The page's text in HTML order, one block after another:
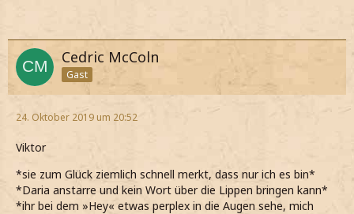
Cedric McColn
Gast
24. Oktober 2019 um 20:52
Viktor
*sie zum Glück ziemlich schnell merkt, dass nur ich es bin*
*Daria anstarre und kein Wort über die Lippen bringen kann*
*ihr bei dem »Hey« etwas perplex in die Augen sehe, mich